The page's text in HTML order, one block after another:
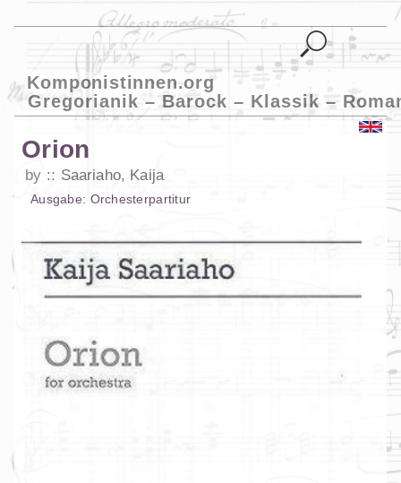
Komponistinnen.org
Gregorianik – Barock – Klassik –
Orion
by Saariaho, Kaija
Ausgabe: Orchesterpartitur